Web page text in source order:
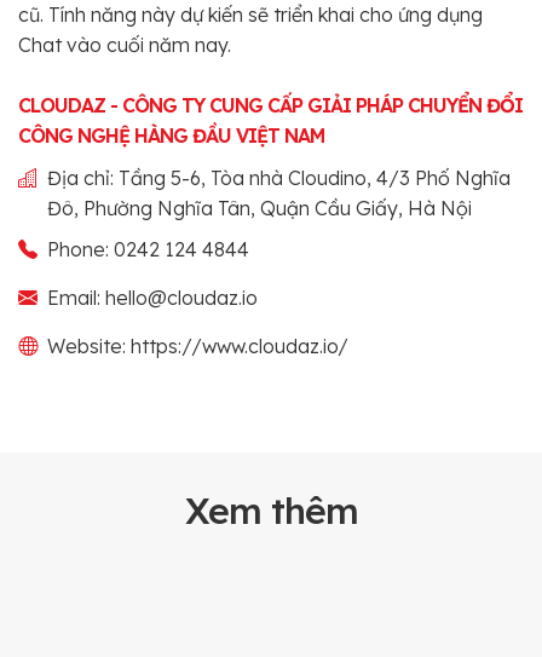
cũ. Tính năng này dự kiến sẽ triển khai cho ứng dụng
Chat vào cuối năm nay.
CLOUDAZ - CÔNG TY CUNG CẤP GIẢI PHÁP CHUYỂN ĐỔI
CÔNG NGHỆ HÀNG ĐẦU VIỆT NAM
Địa chỉ: Tầng 5-6, Tòa nhà Cloudino, 4/3 Phố Nghĩa
Đô, Phường Nghĩa Tân, Quận Cầu Giấy, Hà Nội
Phone: 0242 124 4844
Email: hello@cloudaz.io
Website: https://www.cloudaz.io/
Xem thêm